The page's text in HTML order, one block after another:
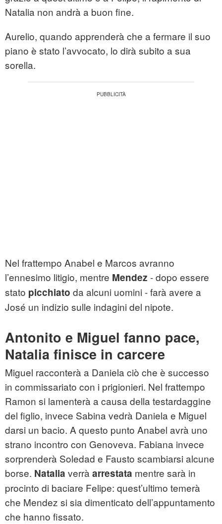
Natalia non andrà a buon fine.
Aurelio, quando apprenderà che a fermare il suo
piano è stato l’avvocato, lo dirà subito a sua
sorella.
Nel frattempo Anabel e Marcos avranno
l’ennesimo litigio, mentre Mendez - dopo essere
stato picchiato da alcuni uomini - farà avere a
José un indizio sulle indagini del nipote.
Antonito e Miguel fanno pace,
Natalia finisce in carcere
Miguel racconterà a Daniela ciò che è successo
in commissariato con i prigionieri. Nel frattempo
Ramon si lamenterà a causa della testardaggine
del figlio, invece Sabina vedrà Daniela e Miguel
darsi un bacio. A questo punto Anabel avrà uno
strano incontro con Genoveva. Fabiana invece
sorprenderà Soledad e Fausto scambiarsi alcune
borse. Natalia verrà arrestata mentre sarà in
procinto di baciare Felipe: quest’ultimo temerà
che Mendez si sia dimenticato dell’appuntamento
che hanno fissato.